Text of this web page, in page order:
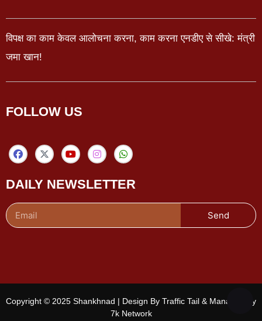
विपक्ष का काम केवल आलोचना करना, काम करना एनडीए से सीखे: मंत्री
जमा खान!
FOLLOW US
DAILY NEWSLETTER
Send
Copyright © 2025 Shankhnad | Design By Traffic Tail & Managed By
7k Network